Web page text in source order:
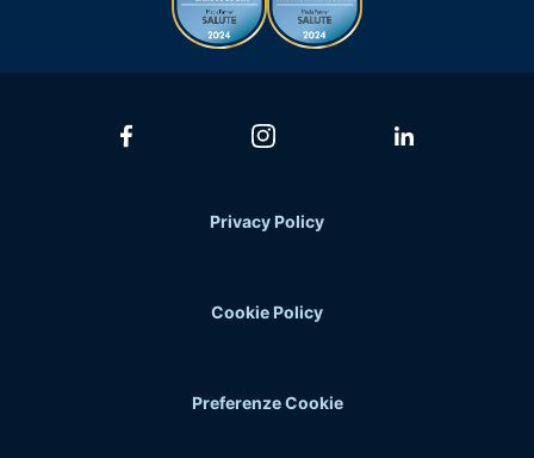
Privacy Policy
Cookie Policy
Preferenze Cookie